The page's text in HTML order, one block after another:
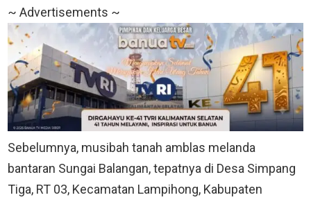
~ Advertisements ~
Sebelumnya, musibah tanah amblas melanda
bantaran Sungai Balangan, tepatnya di Desa Simpang
Tiga, RT 03, Kecamatan Lampihong, Kabupaten